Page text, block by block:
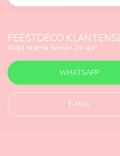
FEESTDECO
Altijd reactie binnen 24 uur!
WHATSAPP
E-MAIL